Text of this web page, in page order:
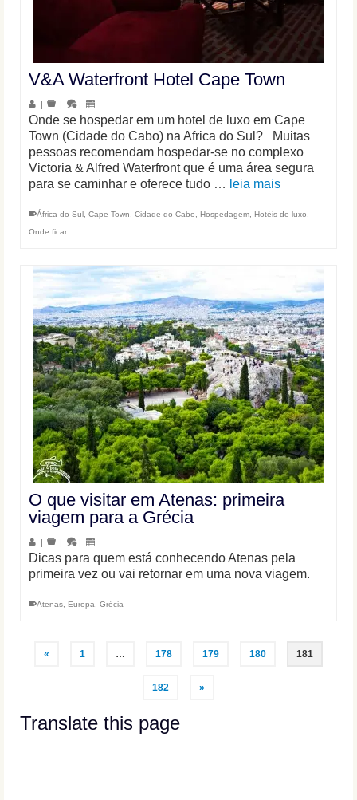
V&A Waterfront Hotel Cape Town
| | |
Onde se hospedar em um hotel de luxo em Cape
Town (Cidade do Cabo) na Africa do Sul? Muitas
pessoas recomendam hospedar-se no complexo
Victoria & Alfred Waterfront que é uma área segura
para se caminhar e oferece tudo … leia mais
África do Sul Cape Town Cidade do Cabo Hospedagem Hotéis de luxo
Onde ficar
O que visitar em Atenas: primeira
viagem para a Grécia
| | |
Dicas para quem está conhecendo Atenas pela
primeira vez ou vai retornar em uma nova viagem.
Atenas Europa Grécia
« 1 … 178 179 180 181
182 »
Translate this page